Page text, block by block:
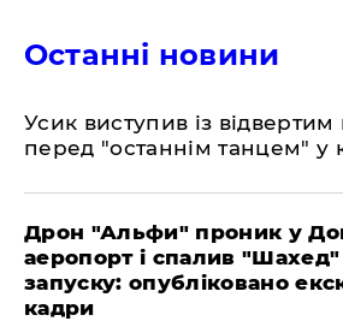
Останні новини
​Усик виступив із
перед "останнім танцем" у
​Дрон "Альфи" проник у
аеропорт і спалив
запуску: опубліковано
кадри